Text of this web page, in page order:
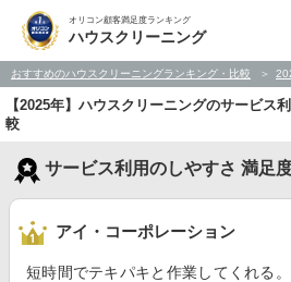
オリコン顧客満足度ランキング
ハウスクリーニング
おすすめのハウスクリーニングランキング・比較
【2025年】ハウスクリーニングのサービス
較
サービス利用のしやすさ 満足
アイ・コーポレーション
短時間でテキパキと作業してくれる